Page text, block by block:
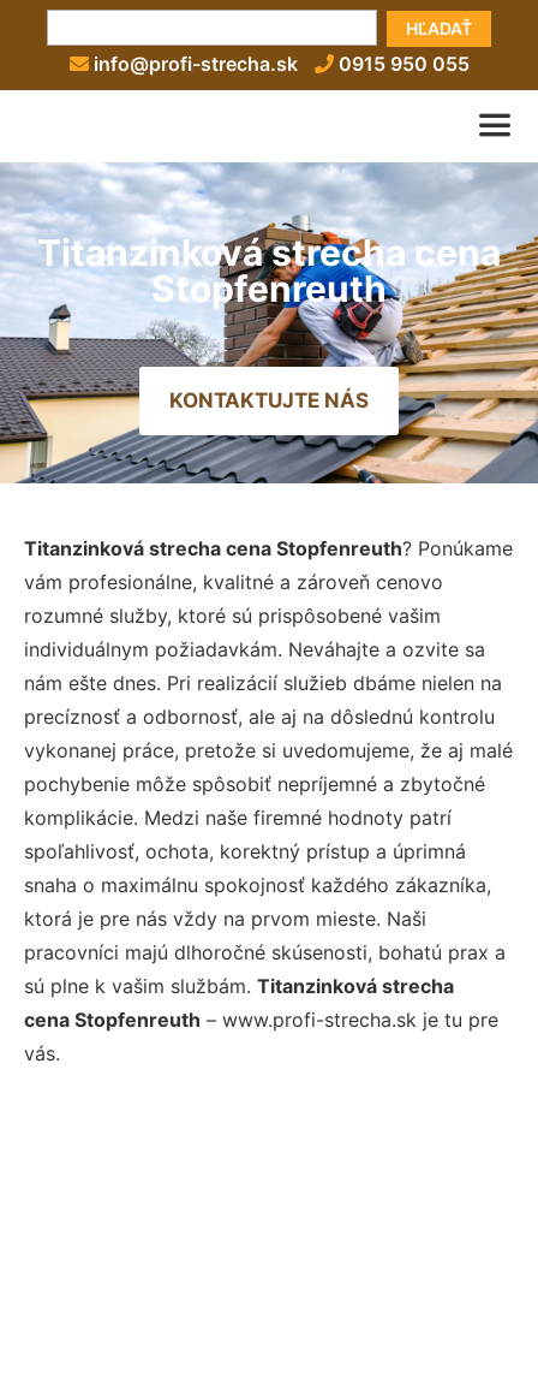
HĽADAŤ
info@profi-strecha.sk 0915 950 055
Titanzinková strecha cena
Stopfenreuth
KONTAKTUJTE NÁS
Titanzinková strecha cena Stopfenreuth? Ponúkame
vám profesionálne, kvalitné a zároveň cenovo
rozumné služby, ktoré sú prispôsobené vašim
individuálnym požiadavkám. Neváhajte a ozvite sa
nám ešte dnes. Pri realizácií služieb dbáme nielen na
precíznosť a odbornosť, ale aj na dôslednú kontrolu
vykonanej práce, pretože si uvedomujeme, že aj malé
pochybenie môže spôsobiť nepríjemné a zbytočné
komplikácie. Medzi naše firemné hodnoty patrí
spoľahlivosť, ochota, korektný prístup a úprimná
snaha o maximálnu spokojnosť každého zákazníka,
ktorá je pre nás vždy na prvom mieste. Naši
pracovníci majú dlhoročné skúsenosti, bohatú prax a
sú plne k vašim službám. Titanzinková strecha
cena Stopfenreuth – www.profi-strecha.sk je tu pre
vás.